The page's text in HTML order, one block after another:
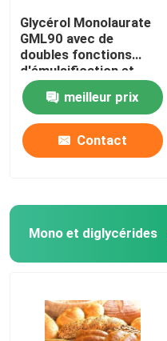
Glycérol Monolaurate
GML90 avec de
doubles fonctions
d'émulsification et
d'antiseptique
meilleur prix
Contact
Mono et diglycérides